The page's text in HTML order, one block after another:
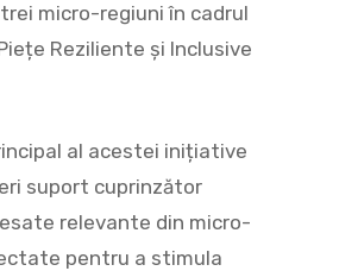
micro-regiuni în cadrul
Reziliente și Inclusive
al acestei inițiative
suport cuprinzător
relevante din micro-
pentru a stimula